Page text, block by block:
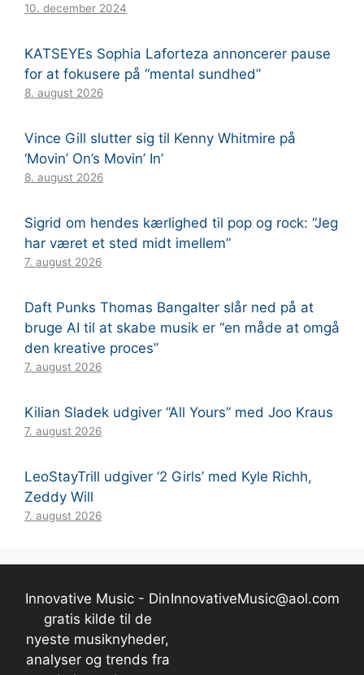
10. december 2024
KATSEYEs Sophia Laforteza annoncerer pause
for at fokusere på “mental sundhed”
8. august 2026
Vince Gill slutter sig til Kenny Whitmire på
‘Movin’ On’s Movin’ In’
8. august 2026
Sigrid om hendes kærlighed til pop og rock: “Jeg
har været et sted midt imellem”
7. august 2026
Daft Punks Thomas Bangalter slår ned på at
bruge AI til at skabe musik er “en måde at omgå
den kreative proces”
7. august 2026
Kilian Sladek udgiver “All Yours” med Joo Kraus
7. august 2026
LeoStayTrill udgiver ‘2 Girls’ med Kyle Richh,
Zeddy Will
7. august 2026
Innovative Music - Din
gratis kilde til de
nyeste musiknyheder,
analyser og trends fra
InnovativeMusic@aol.com